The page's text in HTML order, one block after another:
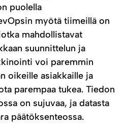
puolella
myötä tiimeillä on
mahdollistavat
suunnittelun ja
voi paremmin
oikeille asiakkaille ja
parempaa tukea. Tiedon
on sujuvaa, ja datasta
päätöksenteossa.